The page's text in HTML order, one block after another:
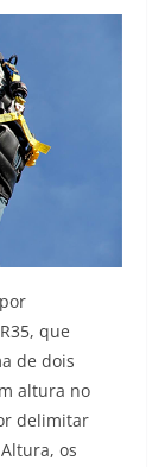
que
de dois
altura no
delimitar
os